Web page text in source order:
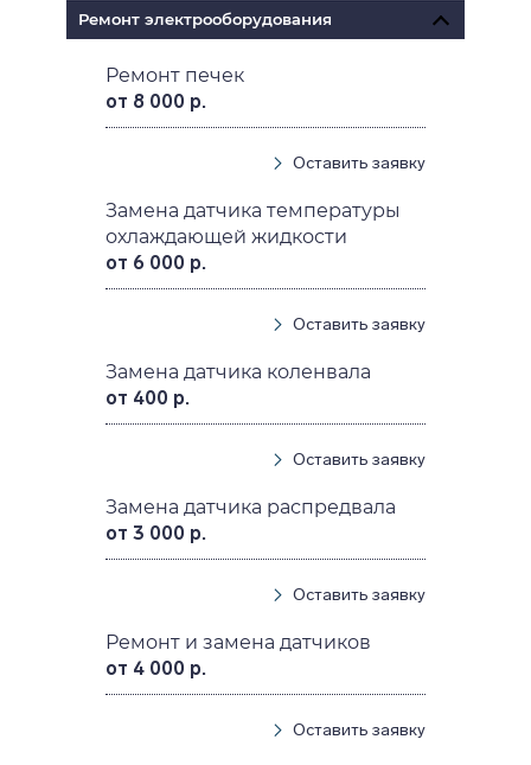
Ремонт электрооборудования
Ремонт печек
от 8 000 р.
Оставить заявку
Замена датчика температуры
охлаждающей жидкости
от 6 000 р.
Оставить заявку
Замена датчика коленвала
от 400 р.
Оставить заявку
Замена датчика распредвала
от 3 000 р.
Оставить заявку
Ремонт и замена датчиков
от 4 000 р.
Оставить заявку